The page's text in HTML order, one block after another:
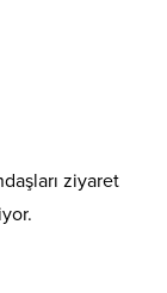
ziyaret